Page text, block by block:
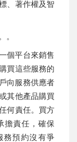
、著作權及智
。
個平台來銷售
買這些服務的
向服務供應者
其他產品購買
何責任。買方
擔責任，確保
務預約沒有爭